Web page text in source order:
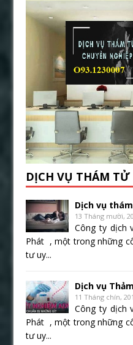
DỊCH VỤ THÁM TỬ
Dịch vụ
13 Tháng mười,
Công ty dịch
Phát , một trong những
tư uy...
Dịch vụ
11 Tháng chín,
Công ty dịch
Phát , một trong những
tư uy...